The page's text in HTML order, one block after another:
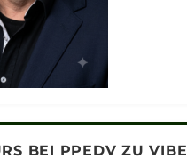
BEI PPEDV ZU VIBE